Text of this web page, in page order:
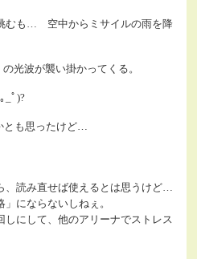
むも… 空中からミサイルの雨を降
光波が襲い掛かってくる。
_ﾟ)?
とも思ったけど…
、読み直せば使えるとは思うけど…
にならないしねぇ。
しにして、他のアリーナでストレス